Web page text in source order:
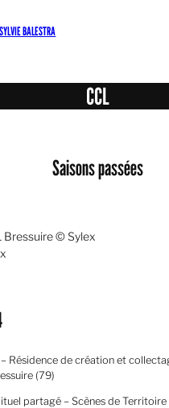
BALESTRA
CCL
Saisons passées
Résidence de création et
(79)
partagé – Scènes de Territoire